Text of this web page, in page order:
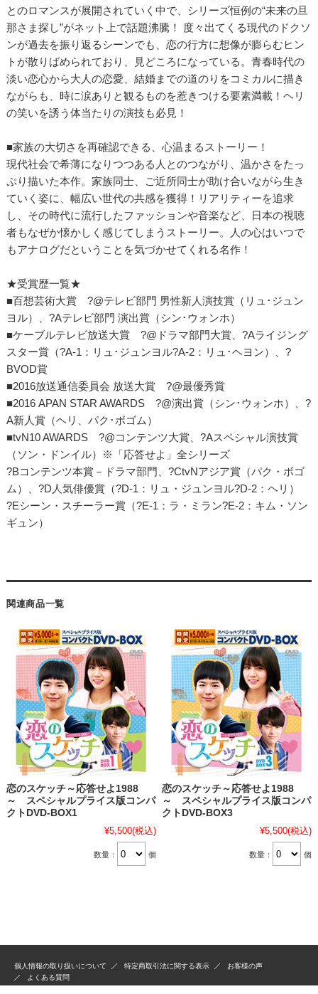
とのロマンスが展開されていく中で、シリーズ恒例の“未来の旦
那さま探し”がネット上で話題沸騰！ 度々出てくる現代のドクソ
ンが過去を振り返るシーンでも、恋の行方に想像が膨らむヒン
トが散りばめられており、見どころになっている。青春時代の
淡い恋心から大人の恋愛、結婚までの道のりをコミカルに描き
ながらも、時に涙ありと観るものを惹きつける要素満載！ヘリ
の笑いを誘う体当たりの演技も必見！
■家族の大切さを再確認できる、心温まるストーリー！
現代社会で希薄になりつつある人とのつながり、温かさをたっ
ぷり描いた本作。家族同士、ご近所同士が助け合いながら生き
ていく姿に、幅広い世代の共感を獲得！リアリティーを追求
し、その時代に流行したファッションや音楽など、日本の視聴
者もなぜか懐かしく感じてしまうストーリー。人の心はいつで
もアナログだということを気づかせてくれる名作！
★受賞歴一覧★
■百想芸術大賞 ?@テレビ部門 男性新人演技賞（リュ･ジュン
ヨル）、?Aテレビ部門 演出賞（シン･ウォンホ）
■ケーブルテレビ放送大賞 ?@ドラマ部門大賞、?Aライジング
スター賞（?A-1：リュ･ジュンヨル?A-2：リュ･ヘヨン）、?
BVOD賞
■2016放送通信委員会 放送大賞 ?@最優秀賞
■2016 APAN STAR AWARDS ?@演出賞（シン･ウォンホ）、?
A新人賞（ヘリ、パク･ボゴム）
■tvN10 AWARDS ?@コンテンツ大賞、?Aスペシャル演技賞
（ソン・ドンイル）※「応答せよ」全シリーズ
?Bコンテンツ本賞－ドラマ部門、?CtvNアジア賞（パク・ボゴ
ム）、?D人気俳優賞（?D-1：リュ・ジュンヨル?D-2：ヘリ）
?Eシーン・スチーラー賞（?E-1：ラ・ミラン?E-2：キム・ソン
ギュン）
関連商品一覧
恋のスケッチ～応答せよ1988
～ スペシャルプライス版コンパ
クトDVD-BOX1
¥5,500(税込)
数量： 個
恋のスケッチ～応答せよ1988
～ スペシャルプライス版コンパ
クトDVD-BOX3
¥5,500(税込)
数量： 個
個人情報の取り扱いについて 特定商取引法に関する表示
お客様の声
よくある質問